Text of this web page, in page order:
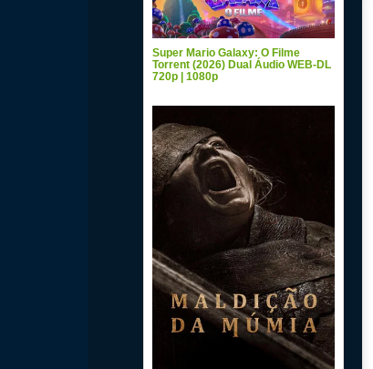
Super Mario Galaxy: O Filme
Torrent (2026) Dual Áudio WEB-DL
720p | 1080p